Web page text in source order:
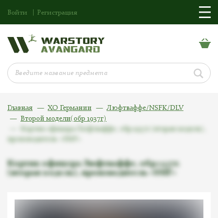
Войти Регистрация
Главная ХО Германии
Люфтваффе/NSFK/DLV
Второй модели(обр 1937г)
Кортик офицера Люфтваффе, обр.1937г.
(вторая модель), производитель «SMF»